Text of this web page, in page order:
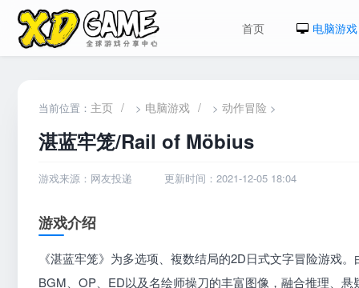
首页 电脑游戏
当前位置： 主页 / > 电脑游戏 / > 动作冒险 >
湛蓝牢笼/Rail of Möbius
游戏来源：网友投递 更新时间：2021-12-05 18:04
游戏介绍
《湛蓝牢笼》为多选项、複数结局的2D日式文字冒险游戏
BGM、OP、ED以及名绘师操刀的丰富图像，融合推理、